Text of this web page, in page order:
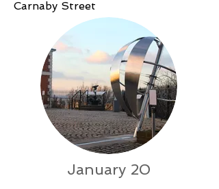
Carnaby Street
January 20